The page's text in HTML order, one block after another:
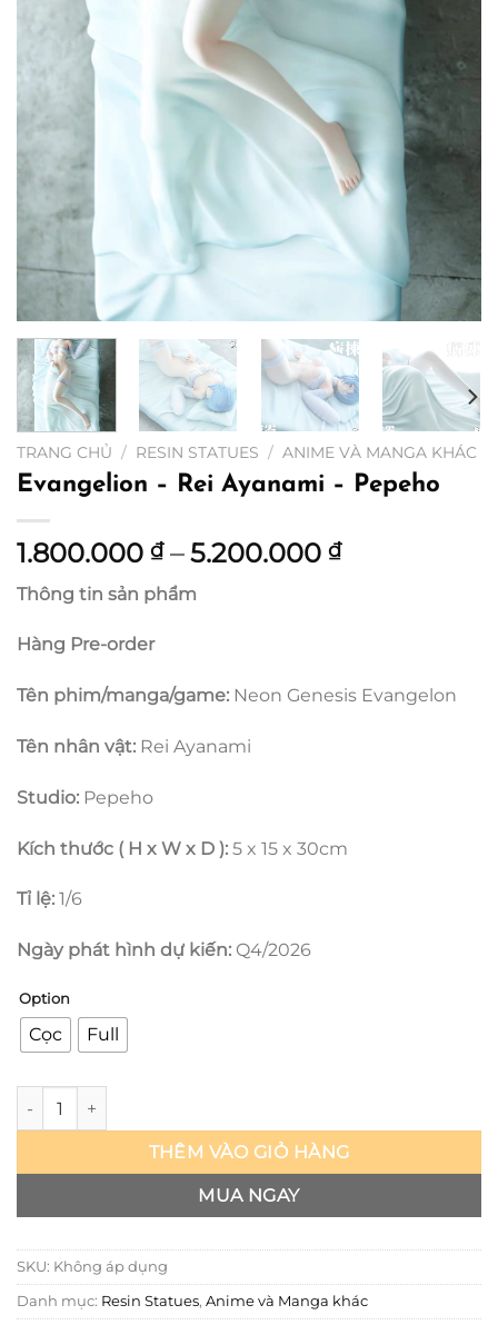
TRANG CHỦ / RESIN STATUES / ANIME VÀ MANGA KHÁC
Evangelion – Rei Ayanami – Pepeho
1.800.000 ₫ – 5.200.000 ₫Khoảng
5.200.000 ₫
Thông tin sản phẩm
Hàng Pre-order
Tên phim/manga/game: Neon Genesis Evangelon
Tên nhân vật: Rei Ayanami
Studio: Pepeho
Kích thước ( H x W x D ): 5 x 15 x 30cm
Tỉ lệ: 1/6
Ngày phát hình dự kiến: Q4/2026
Option
Cọc Full
Evangelion - Rei Ayanami - Pepeho số lượng
THÊM VÀO GIỎ HÀNG
MUA NGAY
SKU: Không áp dụng
Danh mục: Resin Statues, Anime và Manga khác